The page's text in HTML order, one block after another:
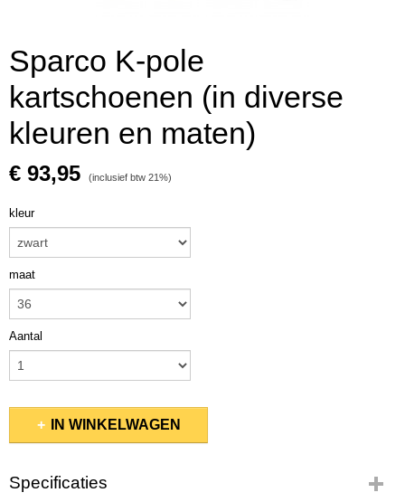
Sparco K-pole
kartschoenen (in diverse
kleuren en maten)
€ 93,95 (inclusief btw 21%)
kleur
maat
Aantal
IN WINKELWAGEN
Specificaties